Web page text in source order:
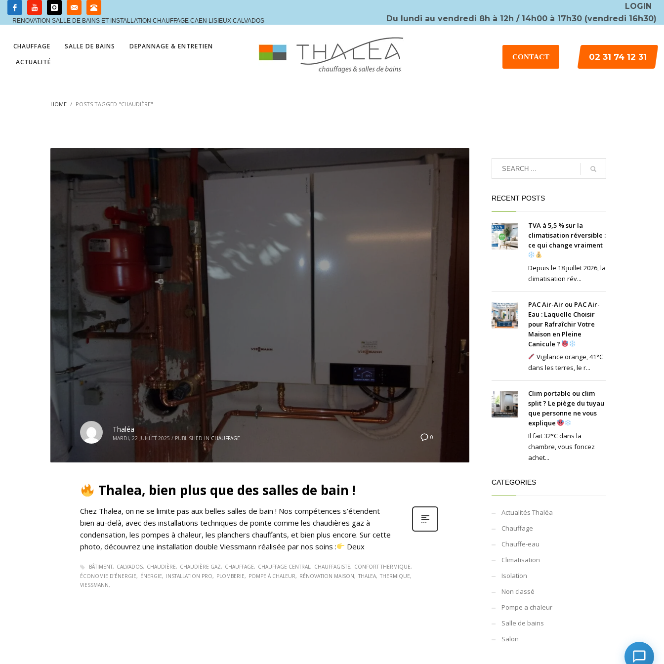
RENOVATION SALLE DE BAINS ET INSTALLATION CHAUFFAGE CAEN LISIEUX CALVADOS
LOGIN
Du lundi au vendredi 8h à 12h / 14h00 à 17h30 (vendredi 16h30)
CHAUFFAGE SALLE DE BAINS
DEPANNAGE & ENTRETIEN
ACTUALITÉ
CONTACT 02 31 74 12 31
HOME POSTS TAGGED "CHAUDIÈRE"
0
Thaléa
MARDI, 22 JUILLET 2025 / PUBLISHED IN CHAUFFAGE
Thalea, bien plus que des salles de bain !
Chez Thalea, on ne se limite pas aux belles salles de bain ! Nos compétences s’étendent
bien au-delà, avec des installations techniques de pointe comme les chaudières gaz à
condensation, les pompes à chaleur, les planchers chauffants, et bien plus encore. Sur cette
photo, découvrez une installation double Viessmann réalisée par nos soins :
Deux
BÂTIMENT CALVADOS CHAUDIÈRE CHAUDIÈRE GAZ CHAUFFAGE CHAUFFAGE CENTRAL CHAUFFAGISTE
CONFORT THERMIQUE
ÉCONOMIE D’ÉNERGIE
ÉNERGIE INSTALLATION PRO PLOMBERIE POMPE À CHALEUR RÉNOVATION MAISON THALEA THERMIQUE
VIESSMANN
RECENT POSTS
TVA à 5,5 % sur la
climatisation réversible :
ce qui change vraiment
Depuis le 18 juillet 2026, la
climatisation rév...
PAC Air-Air ou PAC Air-
Eau : Laquelle Choisir
pour Rafraîchir Votre
Maison en Pleine
Canicule ?
Vigilance orange, 41°C
dans les terres, le r...
Clim portable ou clim
split ? Le piège du tuyau
que personne ne vous
explique
Il fait 32°C dans la
chambre, vous foncez
achet...
CATEGORIES
Actualités Thaléa
Chauffage
Chauffe-eau
Climatisation
Isolation
Non classé
Pompe a chaleur
Salle de bains
Salon